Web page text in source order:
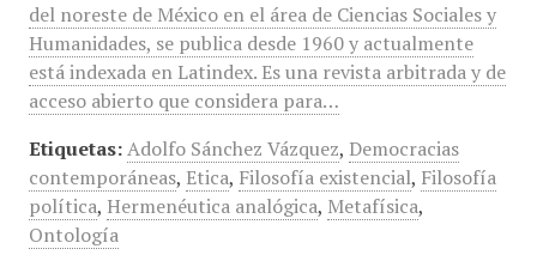
del noreste de México en el área de Ciencias Sociales y
Humanidades, se publica desde 1960 y actualmente
está indexada en Latindex. Es una revista arbitrada y de
acceso abierto que considera para…
Etiquetas: Adolfo Sánchez Vázquez, Democracias
contemporáneas, Etica, Filosofía existencial, Filosofía
política, Hermenéutica analógica, Metafísica,
Ontología